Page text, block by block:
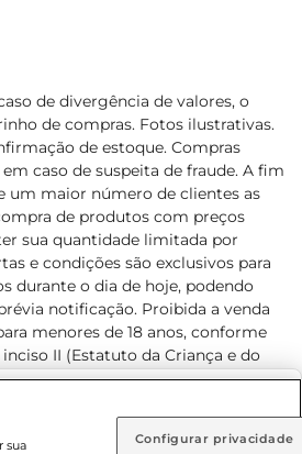
Goiás (GO)
de divergência de valores, o
de compras. Fotos ilustrativas.
de estoque. Compras
caso de suspeita de fraude. A fim
um maior número de clientes as
de produtos com preços
sua quantidade limitada por
e condições são exclusivos para
durante o dia de hoje, podendo
notificação. Proibida a venda
menores de 18 anos, conforme
inciso II (Estatuto da Criança e do
exclusivos para o
as compras on-line é de R$
sua Configurar privacidade